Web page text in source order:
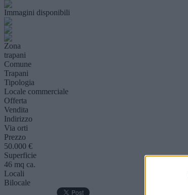
Immagini disponibili
Zona
trapani
Comune
Trapani
Tipologia
Locale commerciale
Offerta
Vendita
Indirizzo
Via orti
Prezzo
50.000 €
Superficie
46 mq ca.
Locali
Bilocale